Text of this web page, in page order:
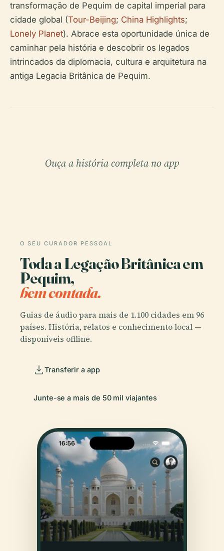
transformação de Pequim de capital imperial para
cidade global (Tour-Beijing; China Highlights;
Lonely Planet). Abrace esta oportunidade única de
caminhar pela história e descobrir os legados
intrincados da diplomacia, cultura e arquitetura na
antiga Legacia Britânica de Pequim.
Ouça a história completa no app
O SEU CURADOR PESSOAL
Toda a Legação Britânica em
Pequim,
bem contada.
Guias de áudio para mais de 1.100 cidades em 96
países. História, relatos e conhecimento local —
disponíveis offline.
Transferir a app
Junte-se a mais de 50 mil viajantes